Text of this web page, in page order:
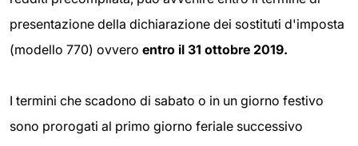
presentazione della dichiarazione dei sostituti d'imposta
(modello 770) ovvero entro il 31 ottobre 2019.
I termini che scadono di sabato o in un giorno festivo
sono prorogati al primo giorno feriale successivo